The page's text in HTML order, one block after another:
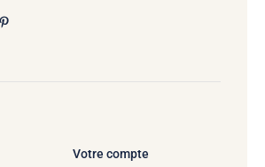
Votre compte